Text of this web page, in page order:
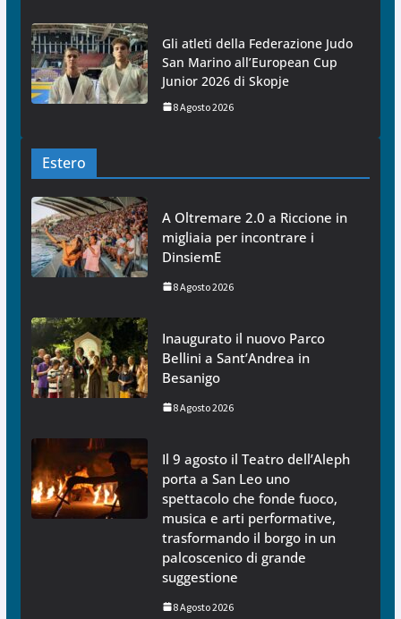
Gli atleti della Federazione Judo
San Marino all’European Cup
Junior 2026 di Skopje
8 Agosto 2026
Estero
A Oltremare 2.0 a Riccione in
migliaia per incontrare i
DinsiemE
8 Agosto 2026
Inaugurato il nuovo Parco
Bellini a Sant’Andrea in
Besanigo
8 Agosto 2026
Il 9 agosto il Teatro dell’Aleph
porta a San Leo uno
spettacolo che fonde fuoco,
musica e arti performative,
trasformando il borgo in un
palcoscenico di grande
suggestione
8 Agosto 2026